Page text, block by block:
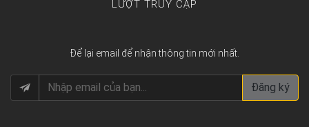
LƯỢT TRUY CẬP
Để lại email để nhận thông tin mới nhất.
Đăng ký